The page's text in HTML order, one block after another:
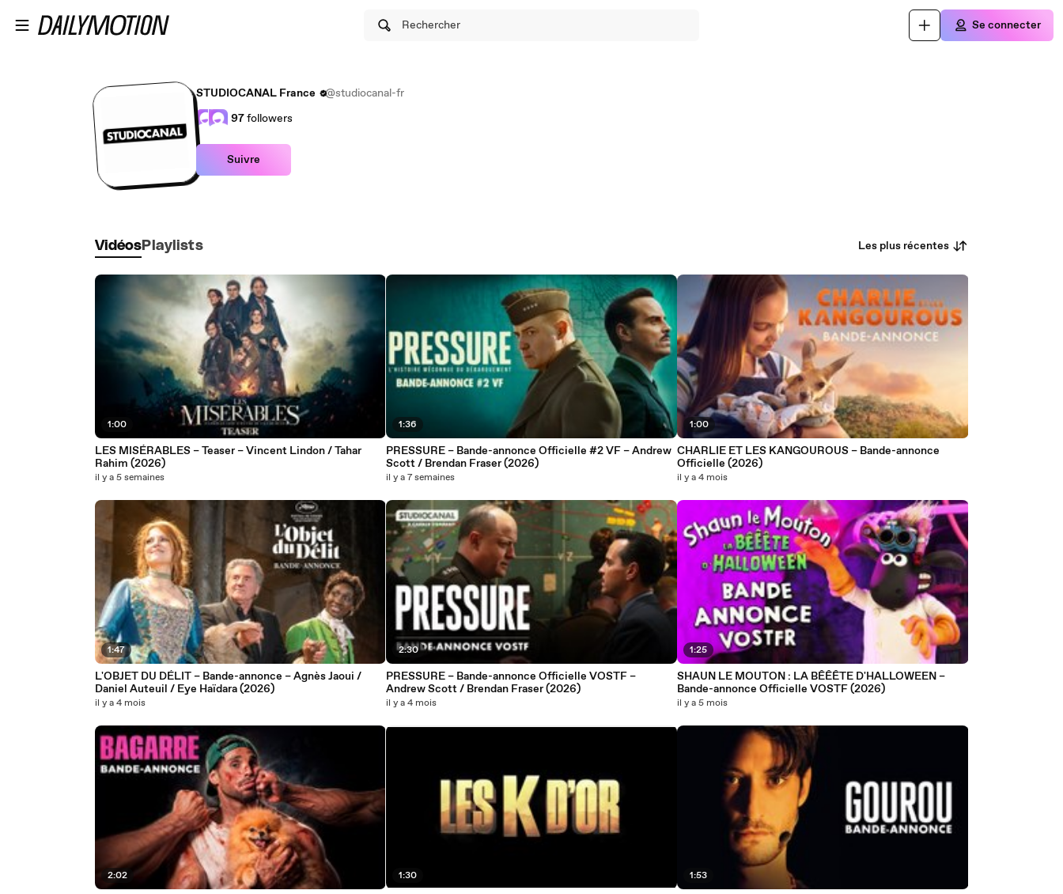
Rechercher Se connecter
STUDIOCANAL France
@studiocanal-fr
97followers
Suivre
Vidéos Playlists Les plus récentes
1:00
LES MISÉRABLES – Teaser – Vincent Lindon / Tahar
Rahim (2026)
il y a 5 semaines
1:47
L'OBJET DU DÉLIT – Bande-annonce – Agnès Jaoui /
Daniel Auteuil / Eye Haïdara (2026)
il y a 4 mois
2:02
1:36
PRESSURE – Bande-annonce Officielle #2 VF – Andrew
Scott / Brendan Fraser (2026)
il y a 7 semaines
2:30
PRESSURE – Bande-annonce Officielle VOSTF –
Andrew Scott / Brendan Fraser (2026)
il y a 4 mois
1:30
1:00
CHARLIE ET LES KANGOUROUS – Bande-annonce
Officielle (2026)
il y a 4 mois
1:25
SHAUN LE MOUTON : LA BÊÊÊTE D'HALLOWEEN –
Bande-annonce Officielle VOSTF (2026)
il y a 5 mois
1:53